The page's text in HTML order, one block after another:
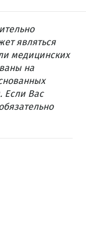
являться
медицинских
на
Если Вас